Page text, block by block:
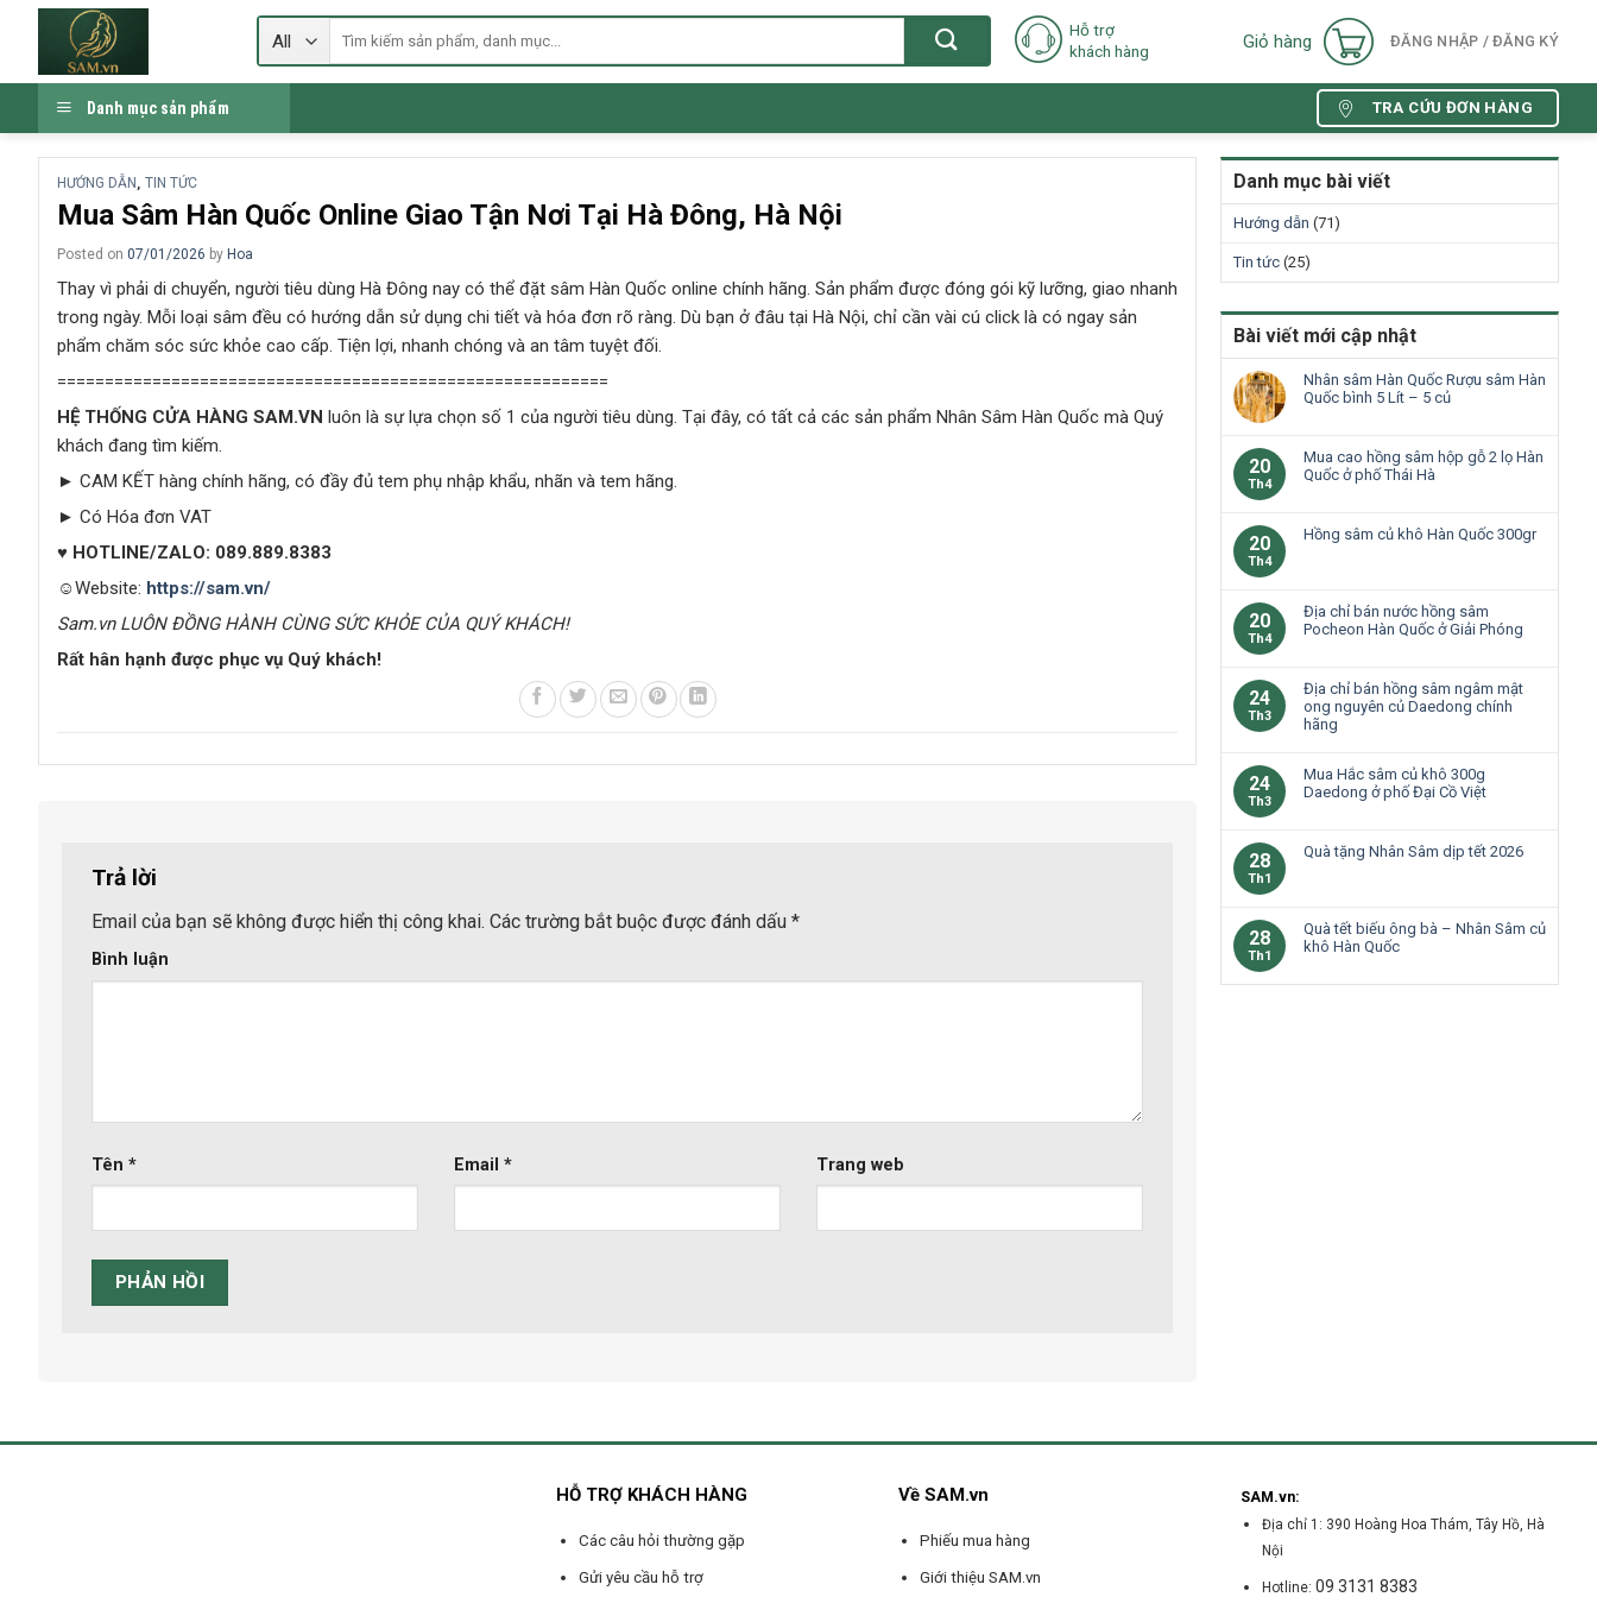
content
Tìm
Hỗ trợ
khách hàng
Giỏ hàng ĐĂNG NHẬP / ĐĂNG KÝ
Danh mục sản phẩm TRA CỨU ĐƠN HÀNG
HƯỚNG DẪN ,TIN TỨC
Mua Sâm Hàn Quốc Online Giao Tận Nơi Tại Hà Đông, Hà Nội
Posted on 07/01/2026 by Hoa
Thay vì phải di chuyển, người tiêu dùng Hà Đông nay có thể đặt sâm Hàn Quốc online chính hãng. Sản phẩm được đóng gói kỹ lưỡng, giao nhanh
trong ngày. Mỗi loại sâm đều có hướng dẫn sử dụng chi tiết và hóa đơn rõ ràng. Dù bạn ở đâu tại Hà Nội, chỉ cần vài cú click là có ngay sản
phẩm chăm sóc sức khỏe cao cấp. Tiện lợi, nhanh chóng và an tâm tuyệt đối.
==========================================================
HỆ THỐNG CỬA HÀNG SAM.VN luôn là sự lựa chọn số 1 của người tiêu dùng. Tại đây, có tất cả các sản phẩm Nhân Sâm Hàn Quốc mà Quý
khách đang tìm kiếm.
► CAM KẾT hàng chính hãng, có đầy đủ tem phụ nhập khẩu, nhãn và tem hãng.
► Có Hóa đơn VAT
♥ HOTLINE/ZALO: 089.889.8383
☺Website: https://sam.vn/
Sam.vn LUÔN ĐỒNG HÀNH CÙNG SỨC KHỎE CỦA QUÝ KHÁCH!
Rất hân hạnh được phục vụ Quý khách!
Trả lời
Email của bạn sẽ không được hiển thị công khai. Các trường bắt buộc được đánh dấu *
Bình luận
Tên * Email * Trang web
Danh mục bài viết
Hướng dẫn (71)
Tin tức (25)
Bài viết mới cập nhật
Nhân sâm Hàn Quốc Rượu sâm Hàn
Quốc bình 5 Lít – 5 củ
20
Th4
Mua cao hồng sâm hộp gỗ 2 lọ Hàn
Quốc ở phố Thái Hà
20
Th4
Hồng sâm củ khô Hàn Quốc 300gr
20
Th4
Địa chỉ bán nước hồng sâm
Pocheon Hàn Quốc ở Giải Phóng
24
Th3
Địa chỉ bán hồng sâm ngâm mật
ong nguyên củ Daedong chính
hãng
24
Th3
Mua Hắc sâm củ khô 300g
Daedong ở phố Đại Cồ Việt
28
Th1
Quà tặng Nhân Sâm dịp tết 2026
28
Th1
Quà tết biếu ông bà – Nhân Sâm củ
khô Hàn Quốc
HỖ TRỢ KHÁCH HÀNG
Các câu hỏi thường gặp
Gửi yêu cầu hỗ trợ
Về SAM.vn
Phiếu mua hàng
Giới thiệu SAM.vn
SAM.vn:
Địa chỉ 1: 390 Hoàng Hoa Thám, Tây Hồ, Hà
Nội
Hotline:09 3131 8383